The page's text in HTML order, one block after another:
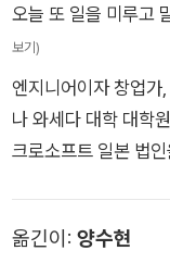
오늘 또 일을 미루고
보기)
엔지니어이자 창업
나 와세다 대학 대학
크로소프트 일본 법
릭’, ‘더블 클릭’, ‘드
옮긴이: 양수현